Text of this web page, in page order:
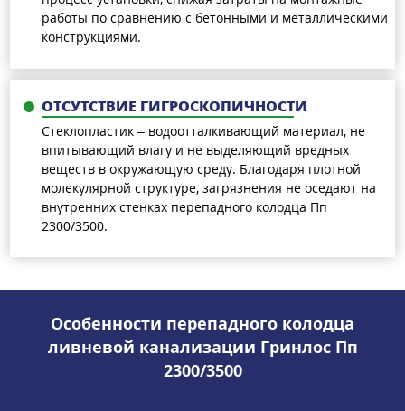
работы по сравнению с бетонными и металлическими
конструкциями.
ОТСУТСТВИЕ ГИГРОСКОПИЧНОСТИ
Стеклопластик – водоотталкивающий материал, не
впитывающий влагу и не выделяющий вредных
веществ в окружающую среду. Благодаря плотной
молекулярной структуре, загрязнения не оседают на
внутренних стенках перепадного колодца Пп
2300/3500.
Особенности перепадного колодца
ливневой канализации Гринлос Пп
2300/3500